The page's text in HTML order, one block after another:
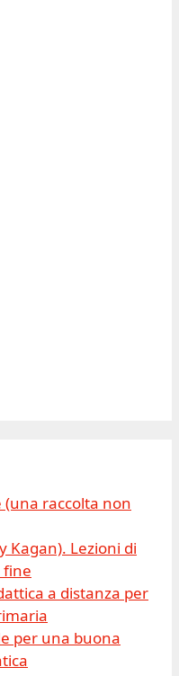
(una raccolta non
Kagan). Lezioni di
fine
a distanza per
per una buona